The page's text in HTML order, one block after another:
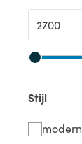
Stijl
modern